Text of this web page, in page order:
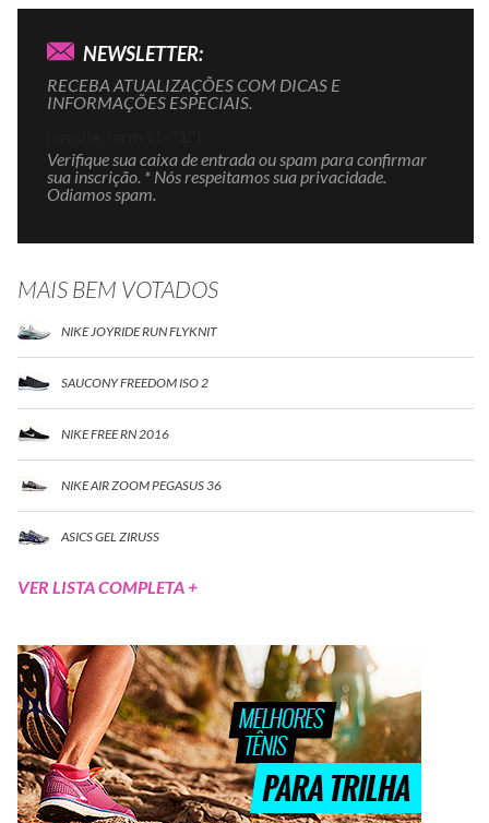
NEWSLETTER:
RECEBA ATUALIZAÇÕES COM DICAS E
INFORMAÇÕES ESPECIAIS.
Verifique sua caixa de entrada ou spam para confirmar
sua inscrição. * Nós respeitamos sua privacidade.
Odiamos spam.
MAIS BEM VOTADOS
NIKE JOYRIDE RUN FLYKNIT
SAUCONY FREEDOM ISO 2
NIKE FREE RN 2016
NIKE AIR ZOOM PEGASUS 36
ASICS GEL ZIRUSS
VER LISTA COMPLETA +